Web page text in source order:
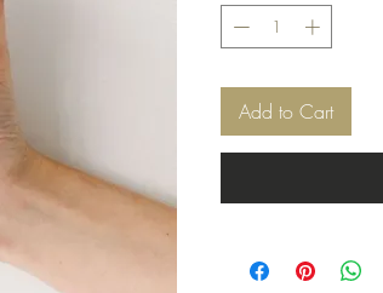
Add to Cart